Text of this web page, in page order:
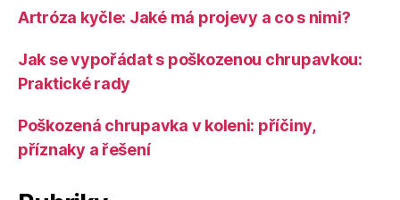
Artróza kyčle: Jaké má projevy a co s nimi?
Jak se vypořádat s poškozenou chrupavkou:
Praktické rady
Poškozená chrupavka v koleni: příčiny,
příznaky a řešení